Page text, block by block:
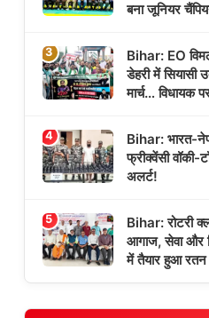
बना जूनियर
3
Bihar: EO
डेहरी में सियासी
मार्च… विधायक
4
Bihar: भारत-
फ्रीक्वेंसी वॉकी-
अलर्ट!
5
Bihar: रोटरी
आगाज, सेवा और
में तैयार हुआ रतन